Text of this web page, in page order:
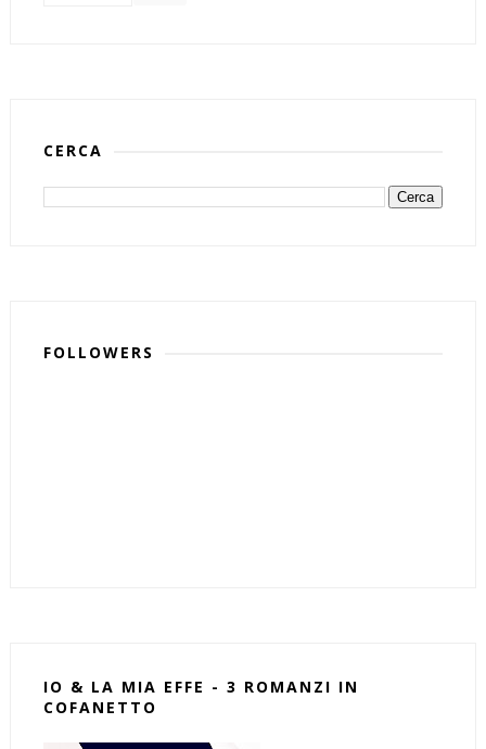
CERCA
FOLLOWERS
IO & LA MIA EFFE - 3 ROMANZI IN
COFANETTO